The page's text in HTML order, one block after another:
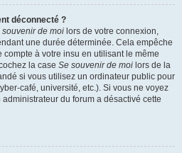
déconnecté ?
souvenir de moi lors de votre connexion,
une durée déterminée. Cela empêche
compte à votre insu en utilisant le même
la case Se souvenir de moi lors de la
si vous utilisez un ordinateur public pour
café, université, etc.). Si vous ne voyez
du forum a désactivé cette